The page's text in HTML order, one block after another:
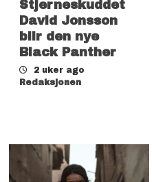
Stjerneskuddet
David Jonsson
blir den nye
Black Panther
2 uker ago
Redaksjonen